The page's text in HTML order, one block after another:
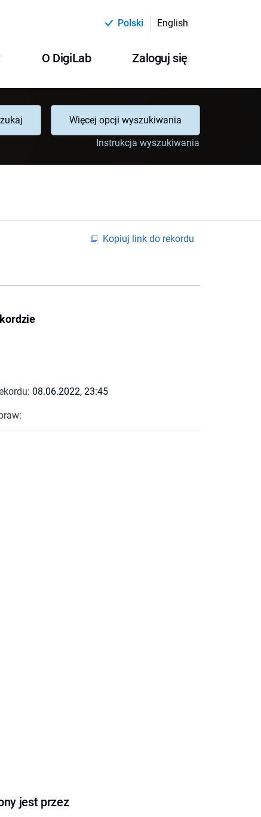
Polski English
O DigiLab Zaloguj się
Więcej opcji wyszukiwania
Instrukcja wyszukiwania
Kopiuj link do rekordu
08.06.2022, 23:45
jest przez